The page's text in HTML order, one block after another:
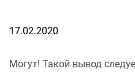
17.02.2020
Могут! Такой вывод